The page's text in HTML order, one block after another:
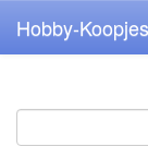
Hobby-